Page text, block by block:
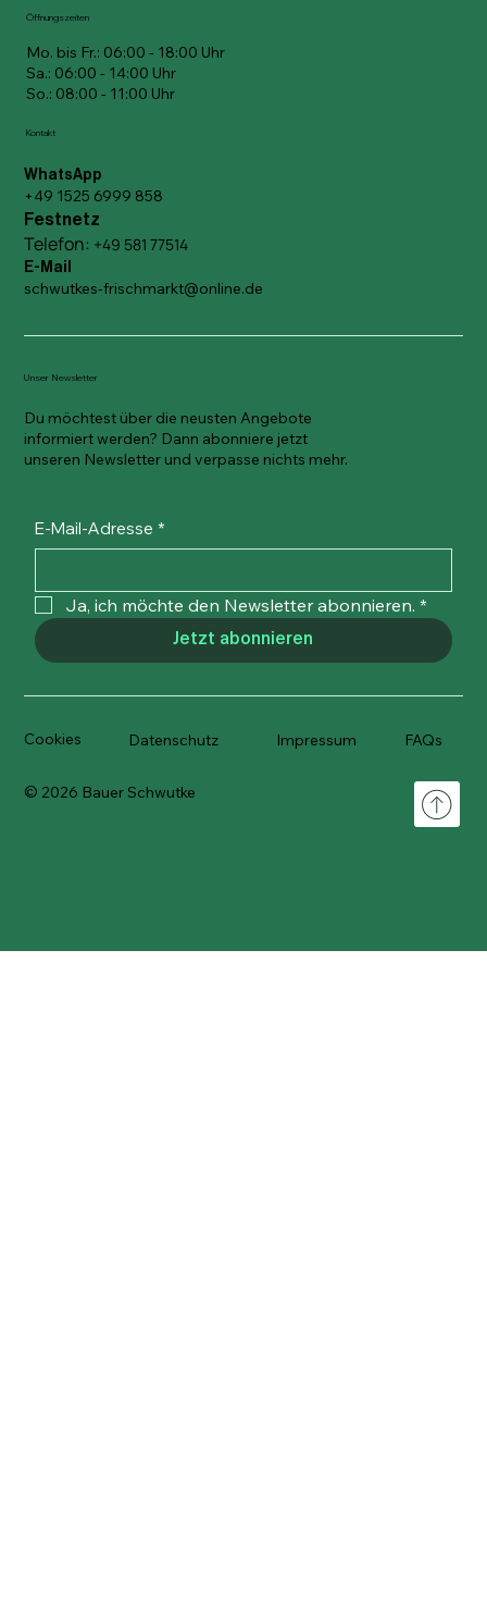
Öffnungszeiten
Mo. bis Fr.: 06:00 - 18:00 Uhr
Sa.: 06:00 - 14:00 Uhr
So.: 08:00 - 11:00 Uhr
Kontakt
WhatsApp
+49 1525 6999 858
Festnetz
Telefon: +49 581 77514
E-Mail
schwutkes-frischmarkt@online.de
Unser Newsletter
Du möchtest über die neusten Angebote
informiert werden? Dann abonniere jetzt
unseren Newsletter und verpasse nichts mehr.
E-Mail-Adresse *
Ja, ich möchte den Newsletter abonnieren. *
Jetzt abonnieren
© 2026 Bauer Schwutke
Cookies Datenschutz Impressum FAQs